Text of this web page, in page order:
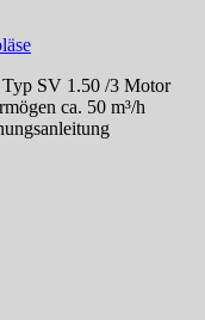
SV 1.50 /3 Motor
ca. 50 m³/h